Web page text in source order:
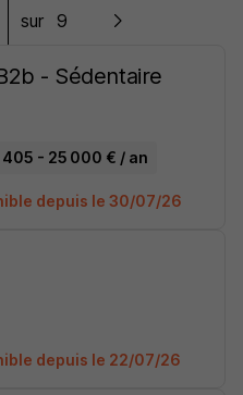
sur 9
- Sédentaire
405 - 25 000 € / an
depuis le 30/07/26
depuis le 22/07/26